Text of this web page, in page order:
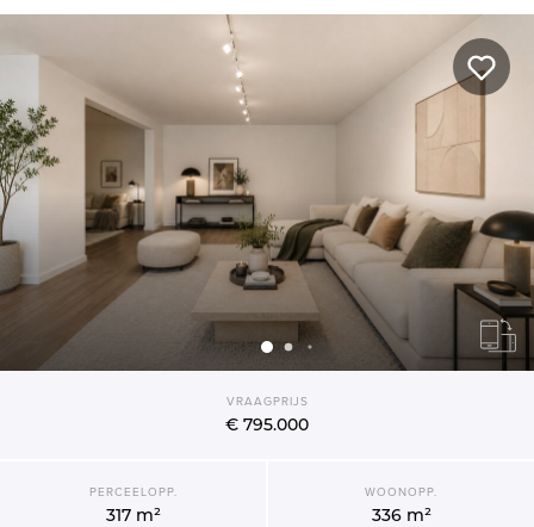
VRAAGPRIJS
€ 795.000
PERCEELOPP.
317 m²
WOONOPP.
336 m²